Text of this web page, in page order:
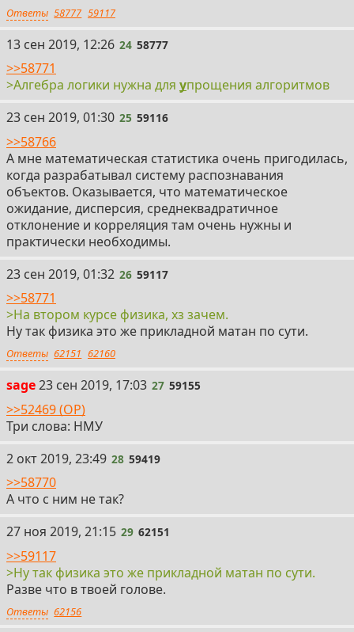
Ответы 58777 59117
24
13 сен 2019, 12:26 24 58777
>>58771
>Алгебра логики нужна для упрощения алгоритмов
25
23 сен 2019, 01:30 25 59116
>>58766
А мне математическая статистика очень пригодилась,
когда разрабатывал систему распознавания
объектов. Оказывается, что математическое
ожидание, дисперсия, среднеквадратичное
отклонение и корреляция там очень нужны и
практически необходимы.
26
23 сен 2019, 01:32 26 59117
>>58771
>На втором курсе физика, хз зачем.
Ну так физика это же прикладной матан по сути.
Ответы 62151 62160
sage 27
23 сен 2019, 17:03 27 59155
>>52469 (OP)
Три слова: НМУ
28
2 окт 2019, 23:49 28 59419
>>58770
А что с ним не так?
29
27 ноя 2019, 21:15 29 62151
>>59117
>Ну так физика это же прикладной матан по сути.
Разве что в твоей голове.
Ответы 62156